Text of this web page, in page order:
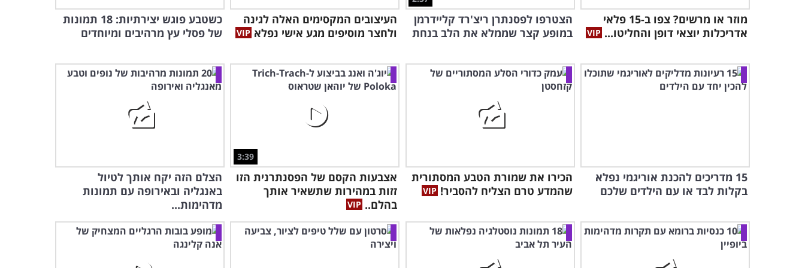
מוזר או מרשים? צפו ב-15 פלאי
אדריכלות יוצאי דופן והחליטו...
הצטרפו לפסנתרן ריצ'רד קליידרמן
במופע קצר שממלא את הלב בנחת
העיצובים המקסימים האלה לגינה
ולחצר מוסיפים מגע אישי נפלא
כשטבע פוגש יצירתיות: 18 תמונות
של פסלי עץ מרהיבים ומיוחדים
15 מדריכים להכנת אוריגמי נפלא
בקלות לבד או עם הילדים שלכם
הכירו את שמורת הטבע המסתורית
שהמדע טרם הצליח להסביר!
3:39
אצבעות הקסם של הפסנתרנית הזו
זזות במהירות שתשאיר אותך
בהלם..
הצלם הזה יקח אותך לטיול
באנגליה ובאירופה עם תמונות
מדהימות...